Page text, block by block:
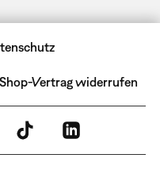
Shop-Vertrag widerrufen